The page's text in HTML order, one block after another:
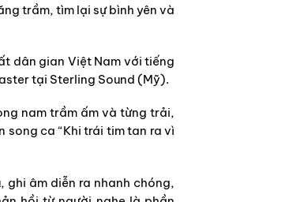
trầm, tìm lại sự bình yên và
dân gian Việt Nam với tiếng
tại Sterling Sound (Mỹ).
nam trầm ấm và từng trải,
song ca “Khi trái tim tan ra vì
ghi âm diễn ra nhanh chóng,